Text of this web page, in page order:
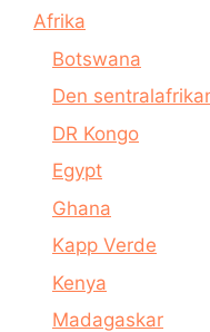
Afrika
Botswana
Den
DR Kongo
Egypt
Ghana
Kapp Verde
Kenya
Madagaskar